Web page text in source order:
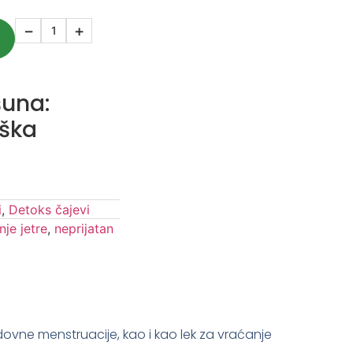
− +
, Detoks čajevi
jetre, neprijatan
menstruacije, kao i kao lek za vraćanje